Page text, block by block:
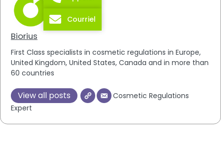
Biorius
First Class specialists in cosmetic regulations in Europe,
United Kingdom, United States, Canada and in more than
60 countries
View all posts
Cosmetic Regulations
Expert
Courriel